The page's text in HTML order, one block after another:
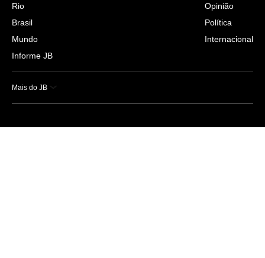
Rio
Brasil
Mundo
Informe JB
Opinião
Política
Internacional
Mais do JB
Esportes